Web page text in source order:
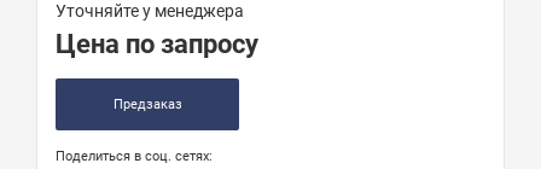
Уточняйте у менеджера
Цена по запросу
Предзаказ
Поделиться в соц. сетях: